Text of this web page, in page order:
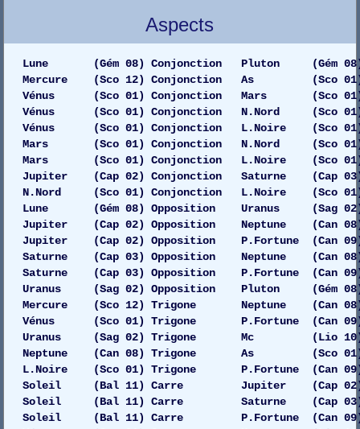
Aspects
Lune (Gém 08) Conjonction Pluton (Gém
Mercure (Sco 12) Conjonction As (Sco 01)
Vénus (Sco 01) Conjonction Mars (Sco 01)
Vénus (Sco 01) Conjonction N.Nord (Sco
Vénus (Sco 01) Conjonction L.Noire (Sco
Mars (Sco 01) Conjonction N.Nord (Sco
Mars (Sco 01) Conjonction L.Noire (Sco
Jupiter (Cap 02) Conjonction Saturne (Cap 03)
N.Nord (Sco 01) Conjonction L.Noire (Sco 01)
Lune (Gém 08) Opposition Uranus (Sag 02)
Jupiter (Cap 02) Opposition Neptune (Can
Jupiter (Cap 02) Opposition P.Fortune (Can
Saturne (Cap 03) Opposition Neptune (Can
Saturne (Cap 03) Opposition P.Fortune (Can
Uranus (Sag 02) Opposition Pluton (Gém 08)
Mercure (Sco 12) Trigone Neptune (Can
Vénus (Sco 01) Trigone P.Fortune (Can
Uranus (Sag 02) Trigone Mc (Lio 10)
Neptune (Can 08) Trigone As (Sco 01)
L.Noire (Sco 01) Trigone P.Fortune (Can
Soleil (Bal 11) Carre Jupiter (Cap 02)
Soleil (Bal 11) Carre Saturne (Cap 03)
Soleil (Bal 11) Carre P.Fortune (Can